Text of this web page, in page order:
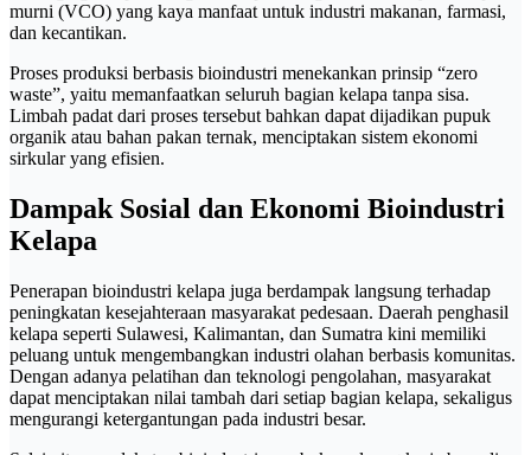
murni (VCO) yang kaya manfaat untuk industri makanan, farmasi,
dan kecantikan.
Proses produksi berbasis bioindustri menekankan prinsip “zero
waste”, yaitu memanfaatkan seluruh bagian kelapa tanpa sisa.
Limbah padat dari proses tersebut bahkan dapat dijadikan pupuk
organik atau bahan pakan ternak, menciptakan sistem ekonomi
sirkular yang efisien.
Dampak Sosial dan Ekonomi Bioindustri
Kelapa
Penerapan bioindustri kelapa juga berdampak langsung terhadap
peningkatan kesejahteraan masyarakat pedesaan. Daerah penghasil
kelapa seperti Sulawesi, Kalimantan, dan Sumatra kini memiliki
peluang untuk mengembangkan industri olahan berbasis komunitas.
Dengan adanya pelatihan dan teknologi pengolahan, masyarakat
dapat menciptakan nilai tambah dari setiap bagian kelapa, sekaligus
mengurangi ketergantungan pada industri besar.